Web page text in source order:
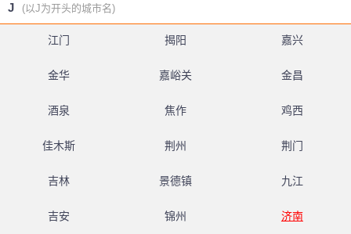
J (以J为开头的城市名)
江门 揭阳 嘉兴
金华 嘉峪关 金昌
酒泉 焦作 鸡西
佳木斯 荆州 荆门
吉林 景德镇 九江
吉安 锦州 济南